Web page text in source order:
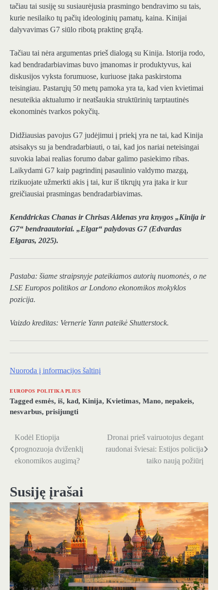
tačiau tai susiję su susiaurėjusia prasmingo bendravimo su tais,
kurie nesilaiko tų pačių ideologinių pamatų, kaina. Kinijai
dalyvavimas G7 siūlo ribotą praktinę grąžą.
Tačiau tai nėra argumentas prieš dialogą su Kinija. Istorija rodo,
kad bendradarbiavimas buvo įmanomas ir produktyvus, kai
diskusijos vyksta forumuose, kuriuose įtaka paskirstoma
teisingiau. Pastarųjų 50 metų pamoka yra ta, kad vien kvietimai
nesuteikia aktualumo ir neatšaukia struktūrinių tarptautinės
ekonominės tvarkos pokyčių.
Didžiausias pavojus G7 judėjimui į priekį yra ne tai, kad Kinija
atsisakys su ja bendradarbiauti, o tai, kad jos nariai neteisingai
suvokia labai realias forumo dabar galimo pasiekimo ribas.
Laikydami G7 kaip pagrindinį pasaulinio valdymo mazgą,
rizikuojate užmerkti akis į tai, kur iš tikrųjų yra įtaka ir kur
greičiausiai prasmingas bendradarbiavimas.
Kenddrickas Chanas ir Chrisas Aldenas yra knygos „Kinija ir
G7“ bendraautoriai. „Elgar“ palydovas G7(Edvardas
Elgaras, 2025).
Pastaba: šiame straipsnyje pateikiamos autorių nuomonės, o ne
LSE Europos politikos ar Londono ekonomikos mokyklos
pozicija.
Vaizdo kreditas: Vernerie Yann pateikė Shutterstock.
Nuoroda į informacijos šaltinį
EUROPOS POLITIKA PLIUS
Tagged esmės, iš, kad, Kinija, Kvietimas, Mano, nepakeis,
nesvarbus, prisijungti
Navigacija
tarp
Kodėl Etiopija
prognozuoja dviženklį
ekonomikos augimą?
Dronai prieš vairuotojus degant
raudonai šviesai: Estijos policija
taiko naują požiūrį
Susiję įrašai